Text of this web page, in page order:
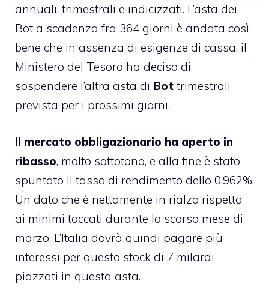
annuali, trimestrali e indicizzati. L’asta dei
Bot a scadenza fra 364 giorni è andata così
bene che in assenza di esigenze di cassa, il
Ministero del Tesoro ha deciso di
sospendere l’altra asta di Bot trimestrali
prevista per i prossimi giorni.
Il mercato obbligazionario ha aperto in
ribasso, molto sottotono, e alla fine è stato
spuntato il tasso di rendimento dello 0,962%.
Un dato che è nettamente in rialzo rispetto
ai minimi toccati durante lo scorso mese di
marzo. L’Italia dovrà quindi pagare più
interessi per questo stock di 7 milardi
piazzati in questa asta.